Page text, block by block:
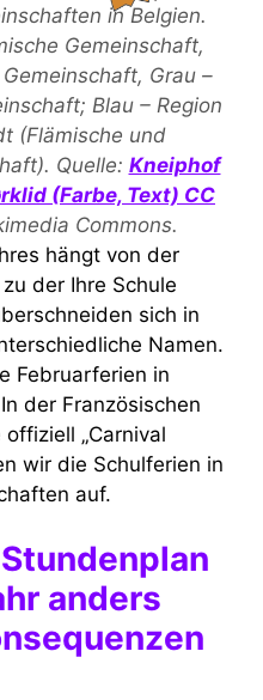
in Belgien.
Gemeinschaft,
Grau –
Blau – Region
(Flämische und
Quelle: Kneiphof
(Farbe, Text) CC
Commons.
hängt von der
der Ihre Schule
sich in
Namen.
Februarferien in
der Französischen
„Carnival
wir die Schulferien in
auf.
anders